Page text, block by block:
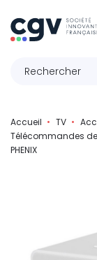
Accueil TV
Télécommandes
PHENIX